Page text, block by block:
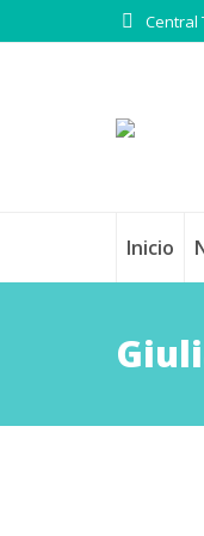
Central
Inicio